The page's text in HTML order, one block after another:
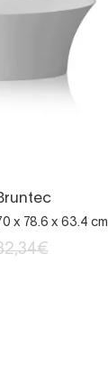
x 78.6 x 63.4 cm